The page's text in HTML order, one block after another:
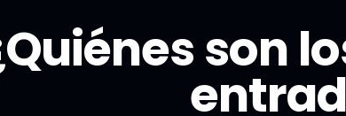
son